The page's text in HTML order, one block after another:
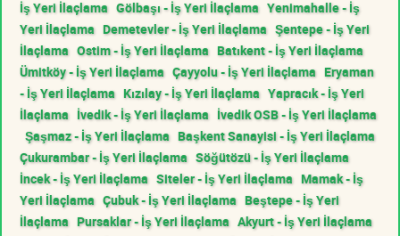
İş Yeri İlaçlama Gölbaşı - İş Yeri İlaçlama Yenimahalle - İş
Yeri İlaçlama Demetevler - İş Yeri İlaçlama Şentepe - İş Yeri
İlaçlama Ostim - İş Yeri İlaçlama Batıkent - İş Yeri İlaçlama
Ümitköy - İş Yeri İlaçlama Çayyolu - İş Yeri İlaçlama Eryaman
- İş Yeri İlaçlama Kızılay - İş Yeri İlaçlama Yapracık - İş Yeri
İlaçlama İvedik - İş Yeri İlaçlama İvedik OSB - İş Yeri İlaçlama
Şaşmaz - İş Yeri İlaçlama Başkent Sanayisi - İş Yeri İlaçlama
Çukurambar - İş Yeri İlaçlama Söğütözü - İş Yeri İlaçlama
İncek - İş Yeri İlaçlama Siteler - İş Yeri İlaçlama Mamak - İş
Yeri İlaçlama Çubuk - İş Yeri İlaçlama Beştepe - İş Yeri
İlaçlama Pursaklar - İş Yeri İlaçlama Akyurt - İş Yeri İlaçlama